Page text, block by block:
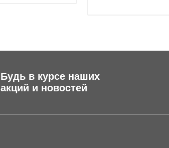
Будь в курсе наших
акций и новостей